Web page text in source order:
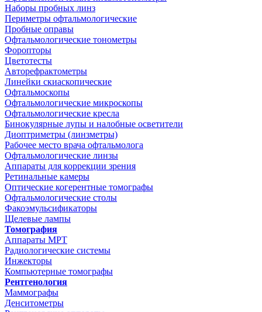
Наборы пробных линз
Периметры офтальмологические
Пробные оправы
Офтальмологические тонометры
Форопторы
Цветотесты
Авторефрактометры
Линейки скиаскопические
Офтальмоскопы
Офтальмологические микроскопы
Офтальмологические кресла
Бинокулярные лупы и налобные осветители
Диоптриметры (линзметры)
Рабочее место врача офтальмолога
Офтальмологические линзы
Аппараты для коррекции зрения
Ретинальные камеры
Оптические когерентные томографы
Офтальмологические столы
Факоэмульсификаторы
Щелевые лампы
Томография
Аппараты МРТ
Радиологические системы
Инжекторы
Компьютерные томографы
Рентгенология
Маммографы
Денситометры